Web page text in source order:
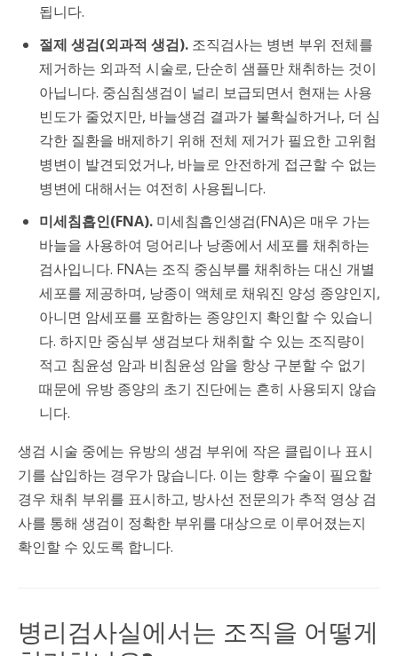
됩니다.
절제 생검(외과적 생검). 조직검사는 병변 부위 전체를
제거하는 외과적 시술로, 단순히 샘플만 채취하는 것이
아닙니다. 중심침생검이 널리 보급되면서 현재는 사용
빈도가 줄었지만, 바늘생검 결과가 불확실하거나, 더 심
각한 질환을 배제하기 위해 전체 제거가 필요한 고위험
병변이 발견되었거나, 바늘로 안전하게 접근할 수 없는
병변에 대해서는 여전히 사용됩니다.
미세침흡인(FNA). 미세침흡인생검(FNA)은 매우 가는
바늘을 사용하여 덩어리나 낭종에서 세포를 채취하는
검사입니다. FNA는 조직 중심부를 채취하는 대신 개별
세포를 제공하며, 낭종이 액체로 채워진 양성 종양인지,
아니면 암세포를 포함하는 종양인지 확인할 수 있습니
다. 하지만 중심부 생검보다 채취할 수 있는 조직량이
적고 침윤성 암과 비침윤성 암을 항상 구분할 수 없기
때문에 유방 종양의 초기 진단에는 흔히 사용되지 않습
니다.
생검 시술 중에는 유방의 생검 부위에 작은 클립이나 표시
기를 삽입하는 경우가 많습니다. 이는 향후 수술이 필요할
경우 채취 부위를 표시하고, 방사선 전문의가 추적 영상 검
사를 통해 생검이 정확한 부위를 대상으로 이루어졌는지
확인할 수 있도록 합니다.
병리검사실에서는 조직을 어떻게